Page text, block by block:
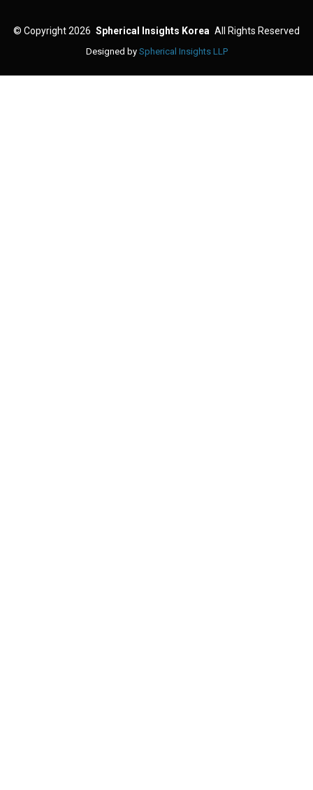
© Copyright 2026 Spherical Insights Korea All Rights Reserved
Designed by Spherical Insights LLP